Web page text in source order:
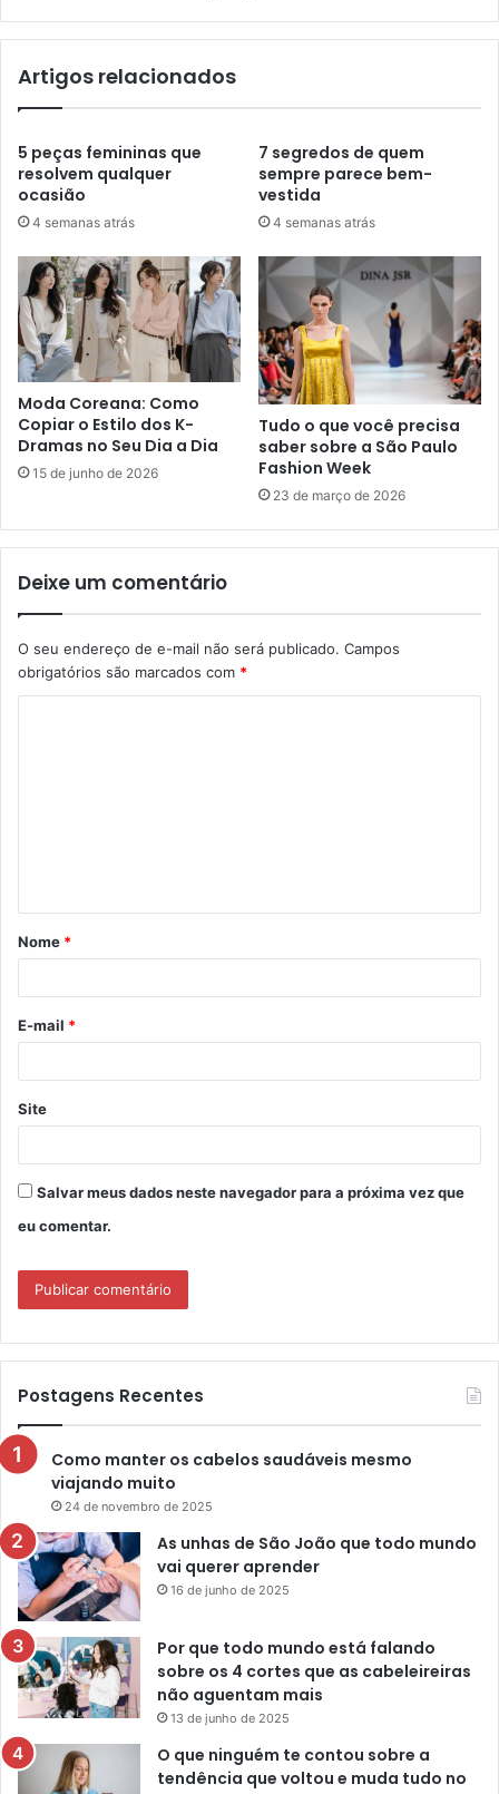
Artigos relacionados
5 peças femininas que
resolvem qualquer
ocasião
4 semanas atrás
7 segredos de quem
sempre parece bem-
vestida
4 semanas atrás
Moda Coreana: Como
Copiar o Estilo dos K-
Dramas no Seu Dia a Dia
15 de junho de 2026
Tudo o que você precisa
saber sobre a São Paulo
Fashion Week
23 de março de 2026
Deixe um comentário
O seu endereço de e-mail não será publicado. Campos
obrigatórios são marcados com *
á
r
*
Nome *
E-mail *
Site
Salvar meus dados neste navegador para a próxima vez que
eu comentar.
Postagens Recentes
Como manter os cabelos saudáveis mesmo
viajando muito
24 de novembro de 2025
As unhas de São João que todo mundo
vai querer aprender
16 de junho de 2025
Por que todo mundo está falando
sobre os 4 cortes que as cabeleireiras
não aguentam mais
13 de junho de 2025
O que ninguém te contou sobre a
tendência que voltou e muda tudo no